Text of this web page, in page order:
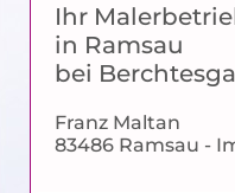
Ihr
in Ramsau
bei
Franz Maltan
83486 Ramsau -